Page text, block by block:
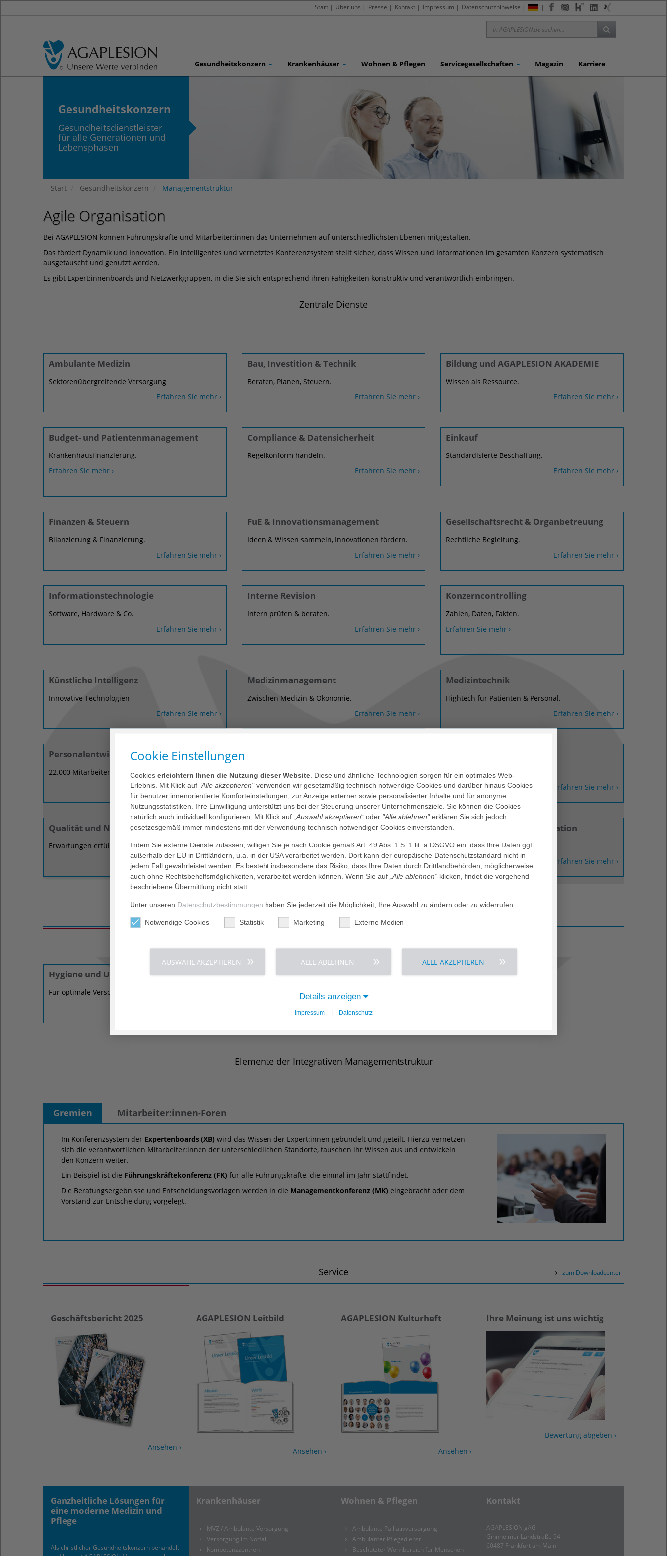
|
Start | Über uns | Presse | Kontakt | Impressum | Datenschutzhinweise |
Gesundheitskonzern Krankenhäuser Wohnen & Pflegen Servicegesellschaften Magazin Karriere
Gesundheitskonzern
Gesundheitsdienstleister
für alle Generationen und
Lebensphasen
Start Gesundheitskonzern Managementstruktur
Agile Organisation
Bei AGAPLESION können Führungskräfte und Mitarbeiter:innen das Unternehmen auf unterschiedlichsten Ebenen mitgestalten.
Das fördert Dynamik und Innovation. Ein intelligentes und vernetztes Konferenzsystem stellt sicher, dass Wissen und Informationen im gesamten Konzern systematisch
ausgetauscht und genutzt werden.
Es gibt Expert:innenboards und Netzwerkgruppen, in die Sie sich entsprechend ihren Fähigkeiten konstruktiv und verantwortlich einbringen.
Zentrale Dienste
Ambulante Medizin
Sektorenübergreifende Versorgung
Erfahren Sie mehr ›
Bau, Investition & Technik
Beraten, Planen, Steuern.
Erfahren Sie mehr ›
Bildung und AGAPLESION AKADEMIE
Wissen als Ressource.
Erfahren Sie mehr ›
Budget- und Patientenmanagement
Krankenhausfinanzierung.
Erfahren Sie mehr ›
Compliance & Datensicherheit
Regelkonform handeln.
Erfahren Sie mehr ›
Einkauf
Standardisierte Beschaffung.
Erfahren Sie mehr ›
Finanzen & Steuern
Bilanzierung & Finanzierung.
Erfahren Sie mehr ›
FuE & Innovationsmanagement
Ideen & Wissen sammeln, Innovationen fördern.
Erfahren Sie mehr ›
Gesellschaftsrecht & Organbetreuung
Rechtliche Begleitung.
Erfahren Sie mehr ›
Informationstechnologie
Software, Hardware & Co.
Erfahren Sie mehr ›
Interne Revision
Intern prüfen & beraten.
Erfahren Sie mehr ›
Konzerncontrolling
Zahlen, Daten, Fakten.
Erfahren Sie mehr ›
Künstliche Intelligenz
Innovative Technologien
Erfahren Sie mehr ›
Medizinmanagement
Zwischen Medizin & Ökonomie.
Erfahren Sie mehr ›
Medizintechnik
Hightech für Patienten & Personal.
Erfahren Sie mehr ›
Personalentwicklung
22.000 Mitarbeiter:innen im Fokus.
Erfahren Sie mehr ›
Mitarbeiter:innen gewinnen.
Erfahren Sie mehr ›
Für 22.000 kluge Köpfe.
Erfahren Sie mehr ›
Qualität und Nachhaltigkeit
Erwartungen erfüllen.
Erfahren Sie mehr ›
Strategie & Portfoliomanagement
Von der Strategie zur Umsetzung.
Erfahren Sie mehr ›
Unternehmenskommunikation
Miteinander reden.
Erfahren Sie mehr ›
Institute
Hygiene und Umweltmedizin
Für optimale Versorgungssicherheit.
Theologie – Diakonie – Ethik
Für die christliche Identität.
Elemente der Integrativen Managementstruktur
Gremien Mitarbeiter:innen-Foren
Im Konferenzsystem der Expertenboards (XB) wird das Wissen der Expert:innen gebündelt und geteilt. Hierzu vernetzen
sich die verantwortlichen Mitarbeiter:innen der unterschiedlichen Standorte, tauschen ihr Wissen aus und entwickeln
den Konzern weiter.
Ein Beispiel ist die Führungskräftekonferenz (FK) für alle Führungskräfte, die einmal im Jahr stattfindet.
Die Beratungsergebnisse und Entscheidungsvorlagen werden in die Managementkonferenz (MK) eingebracht oder dem
Vorstand zur Entscheidung vorgelegt.
Service zum Downloadcenter
Geschäftsbericht 2025
Ansehen ›
AGAPLESION Leitbild
Ansehen ›
AGAPLESION Kulturheft
Ansehen ›
Ihre Meinung ist uns wichtig
Bewertung abgeben ›
Ganzheitliche Lösungen für
eine moderne Medizin und
Pflege
Als christlicher Gesundheitskonzern behandelt
Krankenhäuser
MVZ / Ambulante Versorgung
Versorgung im Notfall
Kompetenzzentren
Wohnen & Pflegen
Ambulante Palliativversorgung
Ambulanter Pflegedienst
Beschützter Wohnbereich für Menschen
Kontakt
AGAPLESION gAG
Ginnheimer Landstraße 94
60487 Frankfurt am Main
Cookie Einstellungen
Cookies erleichtern Ihnen die Nutzung dieser Website . Diese und ähnliche Technologien sorgen für ein optimales Web-
Erlebnis. Mit Klick auf "Alle akzeptieren"verwenden wir gesetzmäßig technisch notwendige Cookies und darüber hinaus Cookies
für benutzer:innenorientierte Komforteinstellungen, zur Anzeige externer sowie personalisierter Inhalte und für anonyme
Nutzungsstatistiken. Ihre Einwilligung unterstützt uns bei der Steuerung unserer Unternehmensziele. Sie können die Cookies
natürlich auch individuell konfigurieren. Mit Klick auf „Auswahl akzeptieren“ oder "Alle ablehnen"erklären Sie sich jedoch
gesetzesgemäß immer mindestens mit der Verwendung technisch notwendiger Cookies einverstanden.
Indem Sie externe Dienste zulassen, willigen Sie je nach Cookie gemäß Art. 49 Abs. 1 S. 1 lit. a DSGVO ein, dass Ihre Daten ggf.
außerhalb der EU in Drittländern, u.a. in der USA verarbeitet werden. Dort kann der europäische Datenschutzstandard nicht in
jedem Fall gewährleistet werden. Es besteht insbesondere das Risiko, dass Ihre Daten durch Drittlandbehörden, möglicherweise
auch ohne Rechtsbehelfsmöglichkeiten, verarbeitet werden können. Wenn Sie auf „Alle ablehnen“ klicken, findet die vorgehend
beschriebene Übermittlung nicht statt.
Unter unseren Datenschutzbestimmungen haben Sie jederzeit die Möglichkeit, Ihre Auswahl zu ändern oder zu widerrufen.
Notwendige Cookies Statistik Marketing Externe Medien
AUSWAHL AKZEPTIEREN ALLE ABLEHNEN ALLE AKZEPTIEREN
Details anzeigen
Impressum | Datenschutz